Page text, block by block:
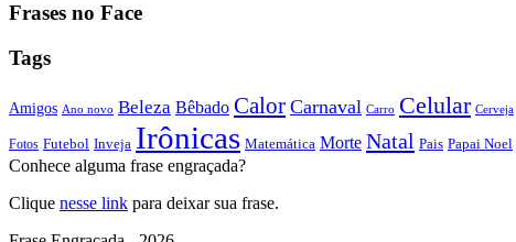
Frases no Face
Tags
Amigos Ano novo Beleza Bêbado Calor Carnaval Carro Celular Cerveja
Fotos Futebol Inveja Irônicas Matemática Morte Natal Pais Papai Noel
Conhece alguma frase engraçada?
Clique nesse link para deixar sua frase.